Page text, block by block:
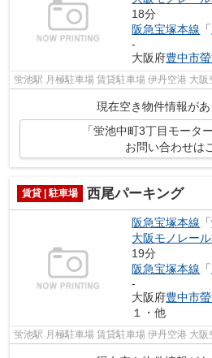
18分
阪急宝塚本線 「
-
大阪府豊中市
蛍池駅 月極駐車場 賃貸駐車場 伊丹空港 大阪
現在空き物件情報があ
「蛍池中町3丁目モータ
お問い合わせは
賃貸 | 駐車場 西尾パーキング
阪急宝塚本線 「
大阪モノレー
19分
阪急宝塚本線 「
-
大阪府豊中市
１・他
蛍池駅 月極駐車場 賃貸駐車場 伊丹空港 大阪